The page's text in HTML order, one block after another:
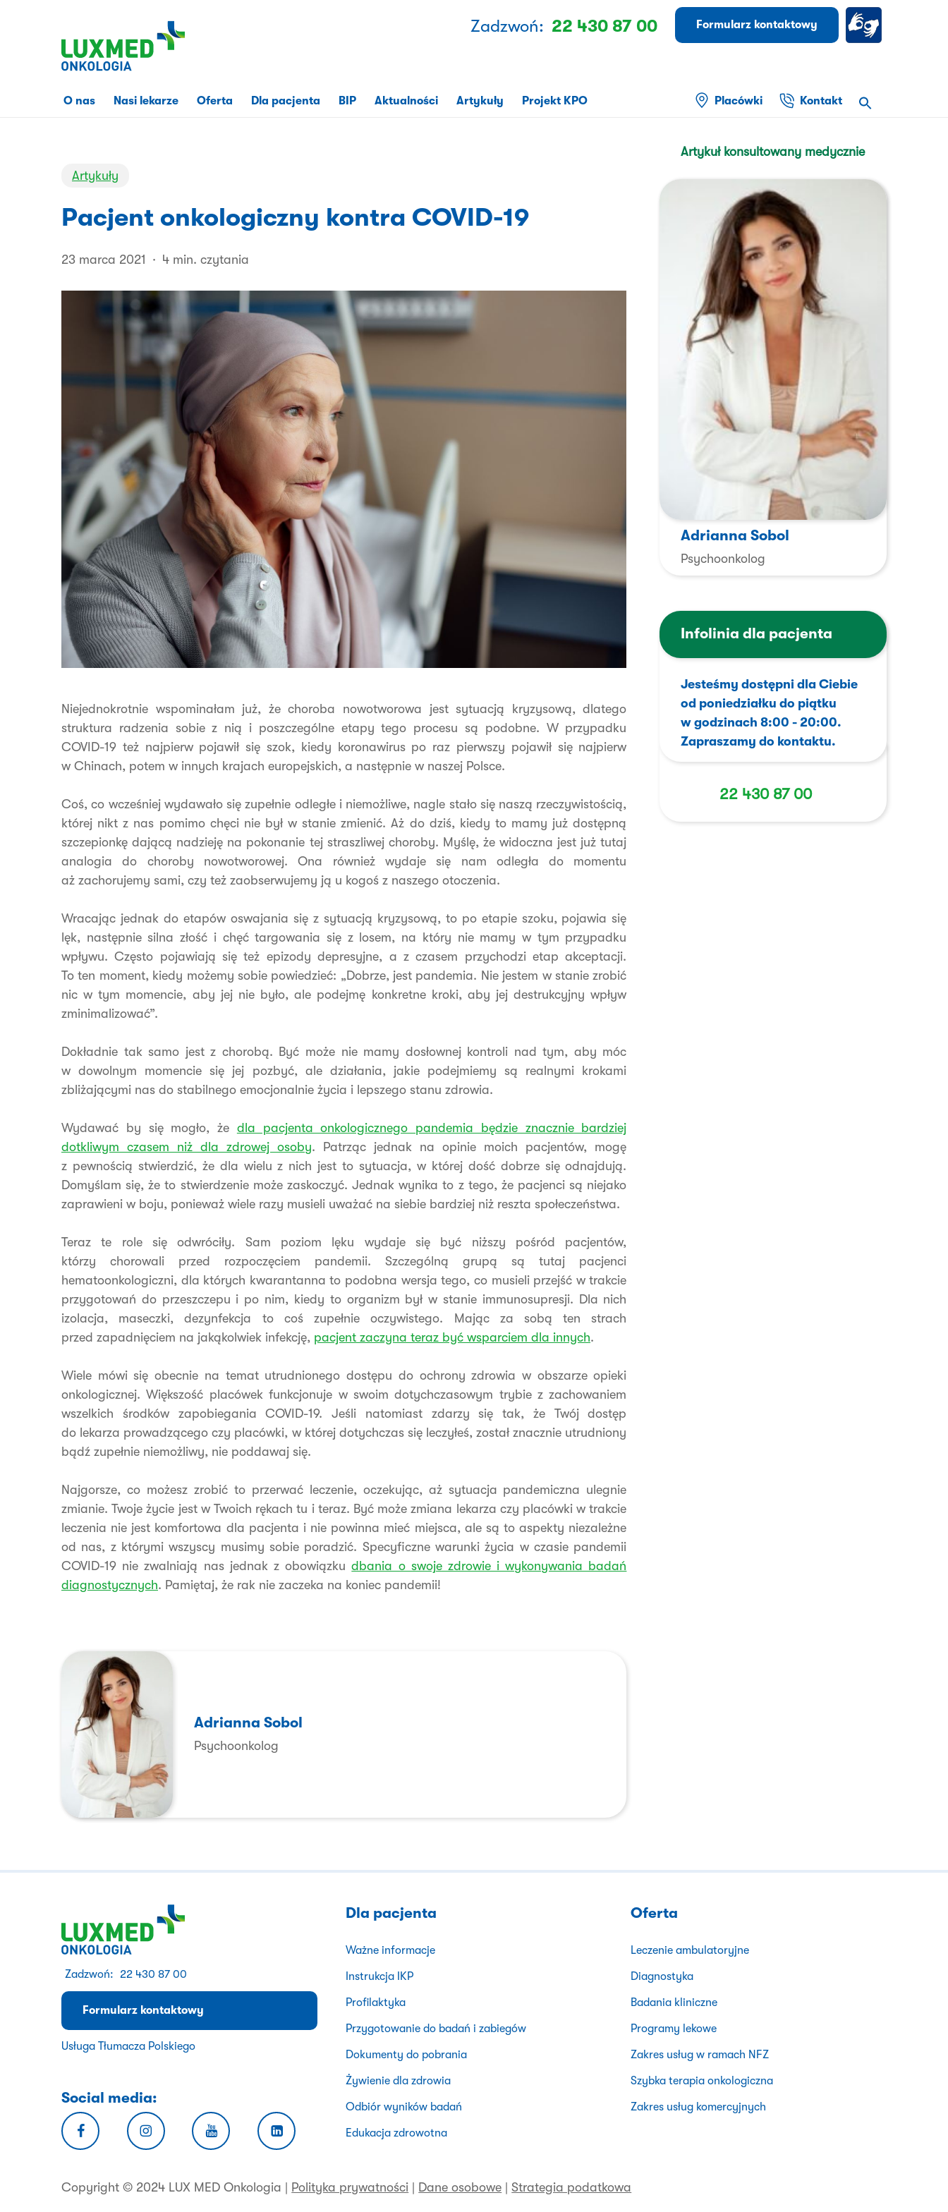
Zadzwoń: 22 430 87 00 Formularz kontaktowy
O nas Nasi lekarze Oferta Dla pacjenta BIP Aktualności Artykuły Projekt KPO Placówki Kontakt
Artykuły
Pacjent onkologiczny kontra COVID-19
23 marca 2021 4 min. czytania
Niejednokrotnie wspominałam już, że choroba nowotworowa jest sytuacją kryzysową, dlatego
struktura radzenia sobie z nią i poszczególne etapy tego procesu są podobne. W przypadku
COVID-19 też najpierw pojawił się szok, kiedy koronawirus po raz pierwszy pojawił się najpierw
w Chinach, potem w innych krajach europejskich, a następnie w naszej Polsce.
Coś, co wcześniej wydawało się zupełnie odległe i niemożliwe, nagle stało się naszą rzeczywistością,
której nikt z nas pomimo chęci nie był w stanie zmienić. Aż do dziś, kiedy to mamy już dostępną
szczepionkę dającą nadzieję na pokonanie tej straszliwej choroby. Myślę, że widoczna jest już tutaj
analogia do choroby nowotworowej. Ona również wydaje się nam odległa do momentu
aż zachorujemy sami, czy też zaobserwujemy ją u kogoś z naszego otoczenia.
Wracając jednak do etapów oswajania się z sytuacją kryzysową, to po etapie szoku, pojawia się
lęk, następnie silna złość i chęć targowania się z losem, na który nie mamy w tym przypadku
wpływu. Często pojawiają się też epizody depresyjne, a z czasem przychodzi etap akceptacji.
To ten moment, kiedy możemy sobie powiedzieć: „Dobrze, jest pandemia. Nie jestem w stanie zrobić
nic w tym momencie, aby jej nie było, ale podejmę konkretne kroki, aby jej destrukcyjny wpływ
zminimalizować”.
Dokładnie tak samo jest z chorobą. Być może nie mamy dosłownej kontroli nad tym, aby móc
w dowolnym momencie się jej pozbyć, ale działania, jakie podejmiemy są realnymi krokami
zbliżającymi nas do stabilnego emocjonalnie życia i lepszego stanu zdrowia.
Wydawać by się mogło, że dla pacjenta onkologicznego pandemia będzie znacznie bardziej
dotkliwym czasem niż dla zdrowej osoby. Patrząc jednak na opinie moich pacjentów, mogę
z pewnością stwierdzić, że dla wielu z nich jest to sytuacja, w której dość dobrze się odnajdują.
Domyślam się, że to stwierdzenie może zaskoczyć. Jednak wynika to z tego, że pacjenci są niejako
zaprawieni w boju, ponieważ wiele razy musieli uważać na siebie bardziej niż reszta społeczeństwa.
Teraz te role się odwróciły. Sam poziom lęku wydaje się być niższy pośród pacjentów,
którzy chorowali przed rozpoczęciem pandemii. Szczególną grupą są tutaj pacjenci
hematoonkologiczni, dla których kwarantanna to podobna wersja tego, co musieli przejść w trakcie
przygotowań do przeszczepu i po nim, kiedy to organizm był w stanie immunosupresji. Dla nich
izolacja, maseczki, dezynfekcja to coś zupełnie oczywistego. Mając za sobą ten strach
przed zapadnięciem na jakąkolwiek infekcję, pacjent zaczyna teraz być wsparciem dla innych.
Wiele mówi się obecnie na temat utrudnionego dostępu do ochrony zdrowia w obszarze opieki
onkologicznej. Większość placówek funkcjonuje w swoim dotychczasowym trybie z zachowaniem
wszelkich środków zapobiegania COVID-19. Jeśli natomiast zdarzy się tak, że Twój dostęp
do lekarza prowadzącego czy placówki, w której dotychczas się leczyłeś, został znacznie utrudniony
bądź zupełnie niemożliwy, nie poddawaj się.
Najgorsze, co możesz zrobić to przerwać leczenie, oczekując, aż sytuacja pandemiczna ulegnie
zmianie. Twoje życie jest w Twoich rękach tu i teraz. Być może zmiana lekarza czy placówki w trakcie
leczenia nie jest komfortowa dla pacjenta i nie powinna mieć miejsca, ale są to aspekty niezależne
od nas, z którymi wszyscy musimy sobie poradzić. Specyficzne warunki życia w czasie pandemii
COVID-19 nie zwalniają nas jednak z obowiązkudbania o swoje zdrowie i wykonywania badań
diagnostycznych. Pamiętaj, że rak nie zaczeka na koniec pandemii!
Adrianna Sobol
Psychoonkolog
Artykuł konsultowany medycznie
Adrianna Sobol
Psychoonkolog
Infolinia dla pacjenta
Jesteśmy dostępni dla Ciebie
od poniedziałku do piątku
w godzinach 8:00 - 20:00.
Zapraszamy do kontaktu.
22 430 87 00
Zadzwoń: 22 430 87 00
Formularz kontaktowy
Usługa Tłumacza Polskiego
Social media:
Dla pacjenta
Ważne informacje
Instrukcja IKP
Profilaktyka
Przygotowanie do badań i zabiegów
Dokumenty do pobrania
Żywienie dla zdrowia
Odbiór wyników badań
Edukacja zdrowotna
Oferta
Leczenie ambulatoryjne
Diagnostyka
Badania kliniczne
Programy lekowe
Zakres usług w ramach NFZ
Szybka terapia onkologiczna
Zakres usług komercyjnych
Copyright © 2024 LUX MED Onkologia | Polityka prywatności Dane osobowe |Strategia podatkowa